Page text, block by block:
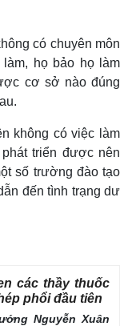
có chuyên môn
họ bảo họ làm
cơ sở nào đúng
không có việc làm
triển được nên
số trường đào tạo
đến tình trạng dư
các thầy thuốc
phổi đầu tiên
Nguyễn Xuân